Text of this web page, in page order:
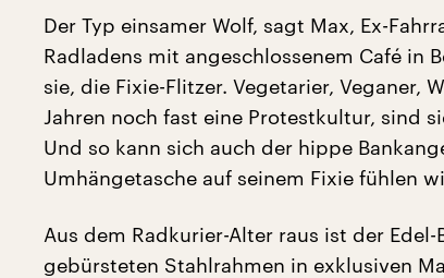
Der Typ einsamer Wolf, sagt Max, Ex-
Radladens mit angeschlossenem Café in
sie, die Fixie-Flitzer. Vegetarier, Veganer,
Jahren noch fast eine Protestkultur, sind
Und so kann sich auch der hippe
Umhängetasche auf seinem Fixie fühlen
Aus dem Radkurier-Alter raus ist der Edel-
gebürsteten Stahlrahmen in exklusiven